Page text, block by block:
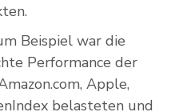
Beispiel war die
Performance der
Apple,
belasteten und